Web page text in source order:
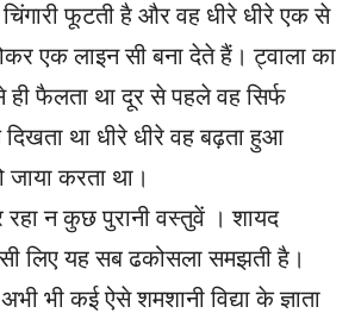
फूटती है और वह धीरे धीरे एक से
एक लाइन सी बना देते हैं। ट्वाला का
फैलता था दूर से पहले वह सिर्फ
था धीरे धीरे वह बढ़ता हुआ
जाया करता था।
न कुछ पुरानी वस्तुवें । शायद
लिए यह सब ढकोसला समझती है।
भी कई ऐसे शमशानी विद्या के ज्ञाता